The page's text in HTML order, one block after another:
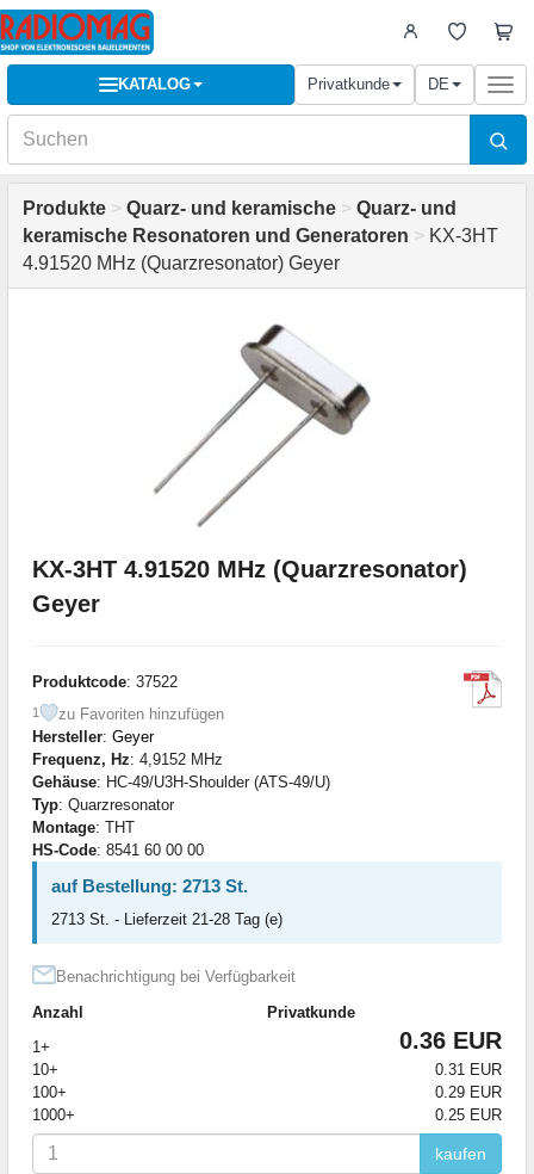
KATALOG Privatkunde DE
Produkte > Quarz- und keramische > Quarz- und
keramische Resonatoren und Generatoren > KX-3HT
4.91520 MHz (Quarzresonator) Geyer
KX-3HT 4.91520 MHz (Quarzresonator)
Geyer
Produktcode: 37522
1
zu Favoriten hinzufügen
Hersteller: Geyer
Frequenz, Hz: 4,9152 MHz
Gehäuse: HC-49/U3H-Shoulder (ATS-49/U)
Typ: Quarzresonator
Montage: THT
HS-Code: 8541 60 00 00
auf Bestellung: 2713 St.
2713 St. - Lieferzeit 21-28 Tag (e)
Benachrichtigung bei Verfügbarkeit
Anzahl
Privatkunde
1+
0.36 EUR
10+
0.31 EUR
100+
0.29 EUR
1000+
0.25 EUR
kaufen